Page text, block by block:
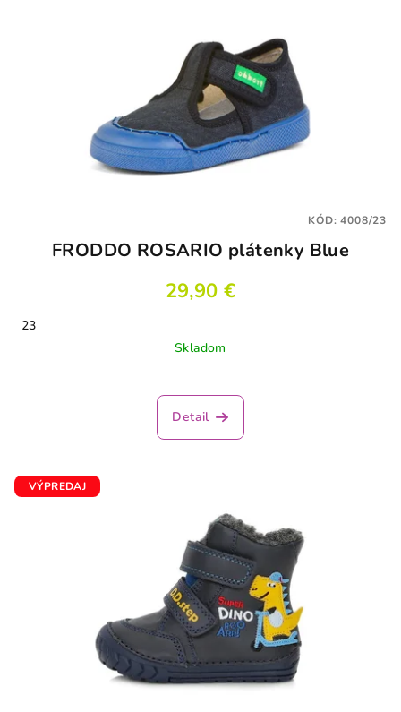
FRODDO ROSARIO plátenky Blue
29,90 €
23
Skladom
Detail
KÓD:4008/23
VÝPREDAJ